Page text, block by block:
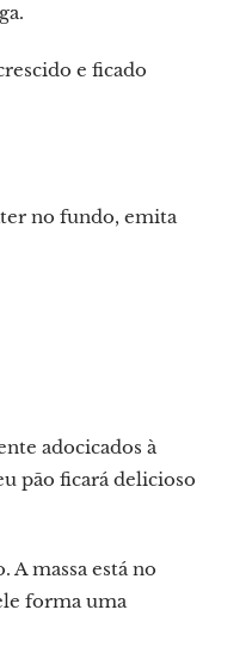
e ficado
no fundo, emita
adocicados à
pão ficará delicioso
massa está no
forma uma